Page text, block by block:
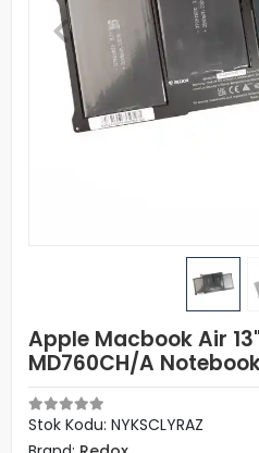
Apple Macbook Air
MD760CH/A
Stok Kodu: NYKSCLYRAZ